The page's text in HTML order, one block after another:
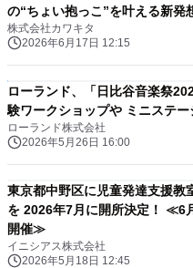
の“ちょい抱っこ”を叶える新発
株式会社カワキタ
2026年6月17日 12:15
ローランド、「日比谷音楽祭
験ワークショップや ミニステ
ローランド株式会社
2026年5月26日 16:00
東京都中野区に児童発達支援教
を 2026年7月に開所決定！ ≪6
開催≫
イニシアス株式会社
2026年5月18日 12:45